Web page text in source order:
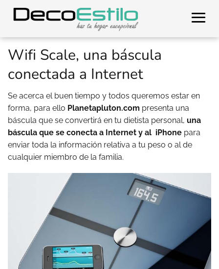
Wifi Scale, una báscula
conectada a Internet
Se acerca el buen tiempo y todos queremos estar en
forma, para ello Planetapluton.com presenta una
báscula que se convertirá en tu dietista personal, una
báscula que se conecta a Internet y al iPhone para
enviar toda la información relativa a tu peso o al de
cualquier miembro de la familia.